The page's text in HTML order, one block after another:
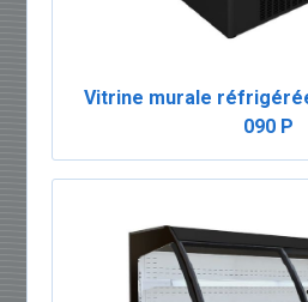
Vitrine murale réfrigérée
090 P